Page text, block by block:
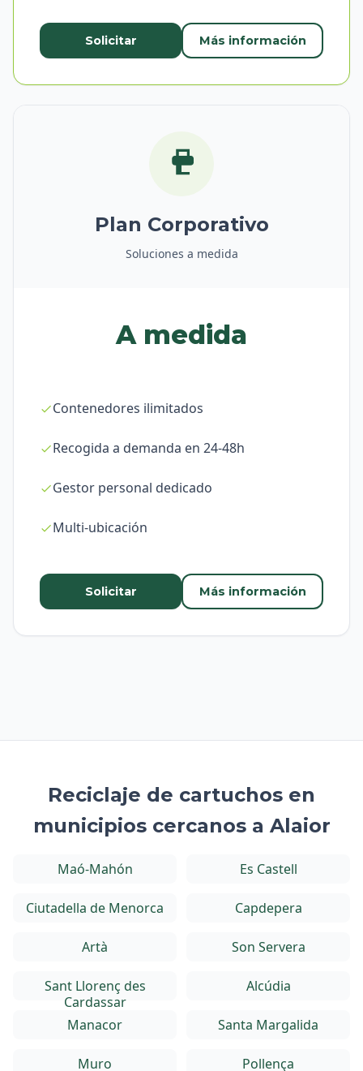
Solicitar Más información
Plan Corporativo
Soluciones a medida
A medida
Contenedores ilimitados
Recogida a demanda en 24-48h
Gestor personal dedicado
Multi-ubicación
Solicitar Más información
Reciclaje de cartuchos en
municipios cercanos a Alaior
Maó-Mahón Es Castell
Ciutadella de Menorca Capdepera
Artà Son Servera
Sant Llorenç des
Cardassar
Alcúdia
Manacor Santa Margalida
Muro Pollença